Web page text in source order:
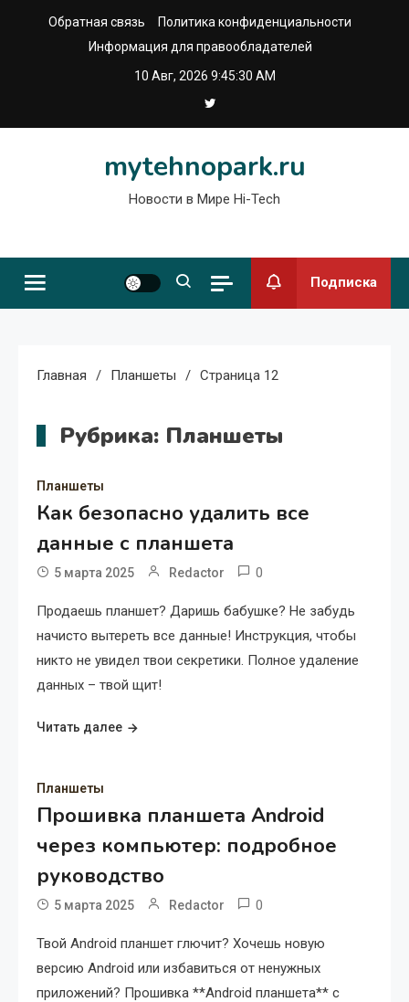
Обратная связь
Политика конфиденциальности
Информация для правообладателей
10 Авг, 2026 9:45:30 AM
mytehnopark.ru
Новости в Мире Hi-Tech
Подписка
Главная Планшеты Страница 12
Рубрика: Планшеты
Планшеты
Как безопасно удалить все
данные с планшета
5 марта 2025 Redactor 0
Продаешь планшет? Даришь бабушке? Не забудь
начисто вытереть все данные! Инструкция, чтобы
никто не увидел твои секретики. Полное удаление
данных – твой щит!
Читать далее
Планшеты
Прошивка планшета Android
через компьютер: подробное
руководство
5 марта 2025 Redactor 0
Твой Android планшет глючит? Хочешь новую
версию Android или избавиться от ненужных
приложений? Прошивка **Android планшета** с